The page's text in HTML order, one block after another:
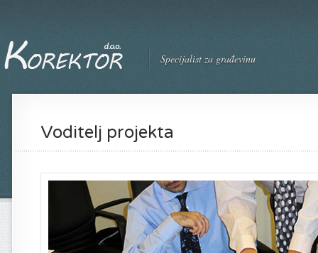
Specijalist za građevinu
Voditelj projekta